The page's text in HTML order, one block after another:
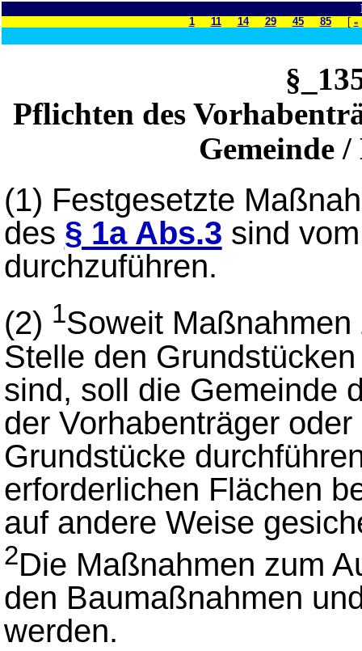
1 11 14 29 45 85[ «
Pflichten des
Gemeinde
(1) Festgesetzte
des § 1a Abs.3 sind
durchzuführen.
(2) 1Soweit
Stelle den
sind, soll die Gemeinde
der Vorhabenträger
Grundstücke
erforderlichen Flächen
auf andere Weise
2Die Maßnahmen zum
den Baumaßnahmen
werden.